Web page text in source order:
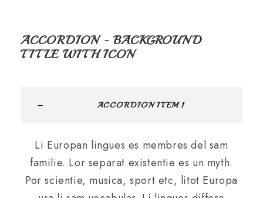
ACCORDION - BACKGROUND
TITLE WITH ICON
ACCORDION ITEM 1
Li Europan lingues es membres del sam
familie. Lor separat existentie es un myth.
Por scientie, musica, sport etc, litot Europa